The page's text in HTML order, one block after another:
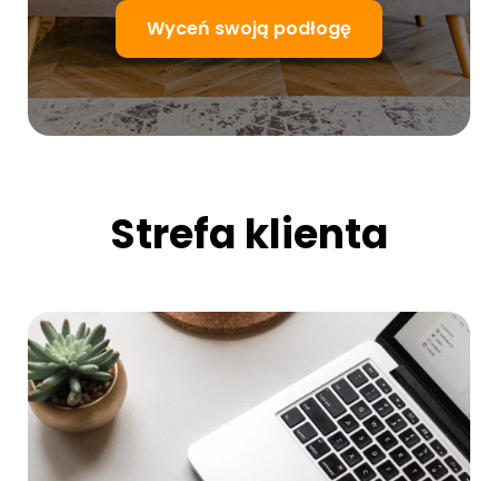
Wyceń swoją podłogę
Strefa klienta